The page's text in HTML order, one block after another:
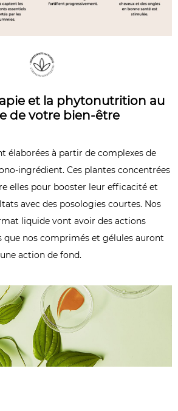
et la phytonutrition au
de votre bien-être​
élaborées à partir de complexes de
ingrédient. Ces plantes concentrées
elles pour booster leur efficacité et
avec des posologies courtes. Nos
liquide vont avoir des actions
que nos comprimés et gélules auront
une action de fond.